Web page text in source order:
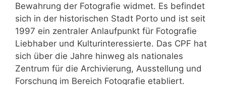
Bewahrung der Fotografie widmet. Es befindet
sich in der historischen Stadt Porto und ist seit
1997 ein zentraler Anlaufpunkt für Fotografie
Liebhaber und Kulturinteressierte. Das CPF hat
sich über die Jahre hinweg als nationales
Zentrum für die Archivierung, Ausstellung und
Forschung im Bereich Fotografie etabliert.